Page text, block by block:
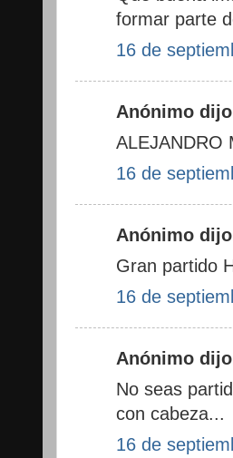
formar parte
16 de
Anónimo
ALEJANDRO
16 de
Anónimo
Gran partido
16 de
Anónimo
No seas
con cabeza...
16 de